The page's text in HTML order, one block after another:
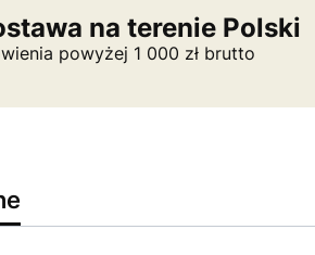
na terenie Polski
powyżej 1 000 zł brutto